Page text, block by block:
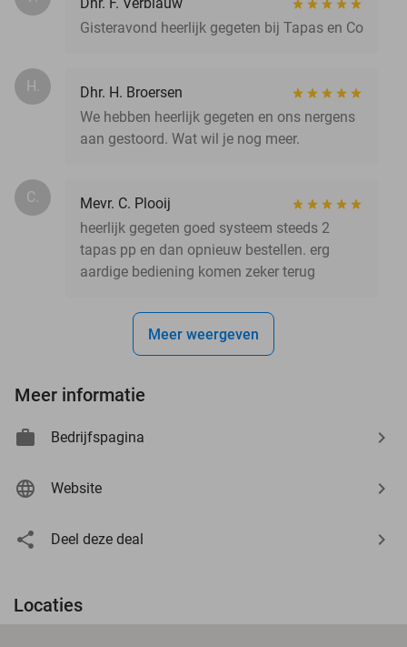
Gisteravond heerlijk gegeten bij Tapas en Co
H.
Dhr. H. Broersen
We hebben heerlijk gegeten en ons nergens
aan gestoord. Wat wil je nog meer.
C.
Mevr. C. Plooij
heerlijk gegeten goed systeem steeds 2
tapas pp en dan opnieuw bestellen. erg
aardige bediening komen zeker terug
Meer weergeven
Meer informatie
Bedrijfspagina
Website
Deel deze deal
Locaties